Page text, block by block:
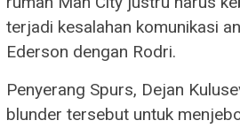
terjadi kesalahan komunikasi
Ederson dengan Rodri.
Penyerang Spurs, Dejan
blunder tersebut untuk